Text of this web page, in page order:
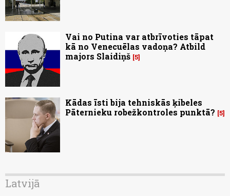
Vai no Putina var atbrīvoties tāpat
kā no Venecuēlas vadoņa? Atbild
majors Slaidiņš 5
Kādas īsti bija tehniskās ķibeles
Pāternieku robežkontroles punktā? 5
Latvijā